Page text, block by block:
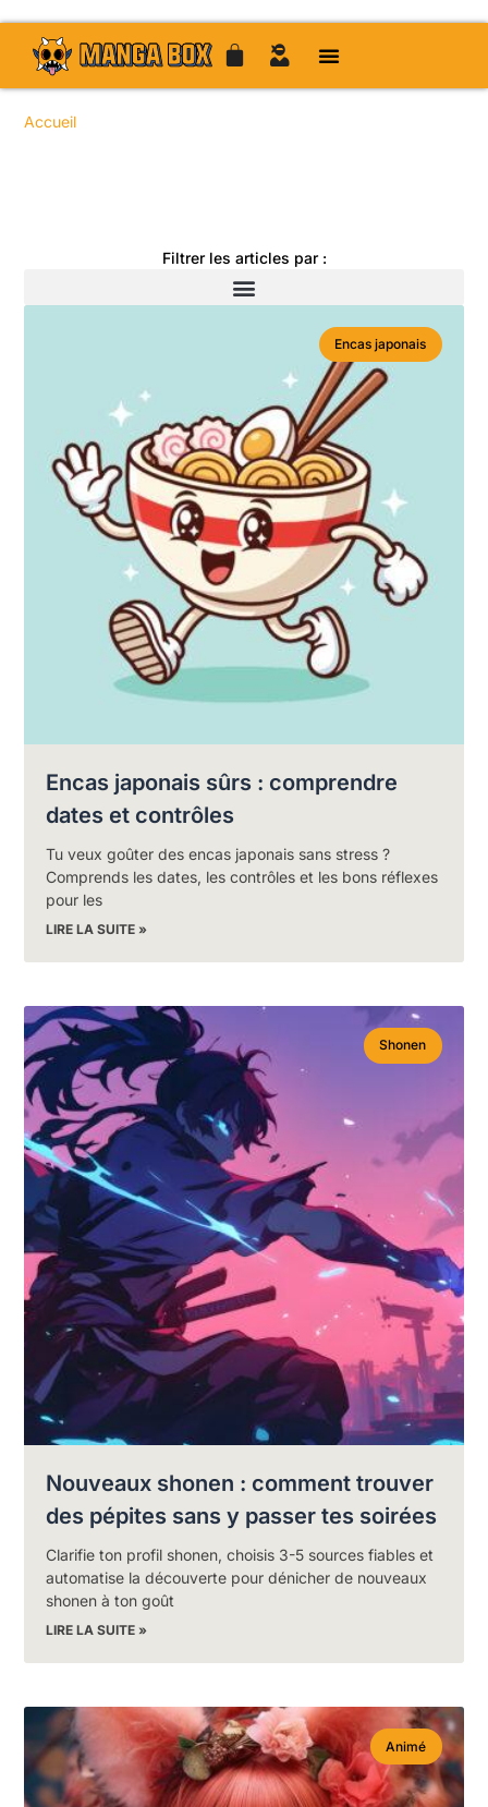
Accueil
Filtrer les articles par :
Encas japonais
Encas japonais sûrs : comprendre
dates et contrôles
Tu veux goûter des encas japonais sans stress ?
Comprends les dates, les contrôles et les bons réflexes
pour les
LIRE LA SUITE »
Shonen
Nouveaux shonen : comment trouver
des pépites sans y passer tes soirées
Clarifie ton profil shonen, choisis 3-5 sources fiables et
automatise la découverte pour dénicher de nouveaux
shonen à ton goût
LIRE LA SUITE »
Animé